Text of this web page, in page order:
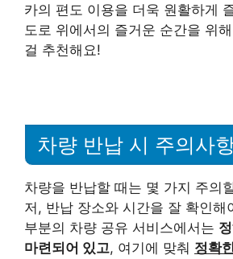
카의 편도 이용을 더욱 원활하게
도로 위에서의 즐거운 순간을 위
걸 추천해요!
차량 반납 시 주의사
차량을 반납할 때는 몇 가지 주의
저, 반납 장소와 시간을 잘 확인해
부분의 차량 공유 서비스에서는
마련되어 있고, 여기에 맞춰 정확